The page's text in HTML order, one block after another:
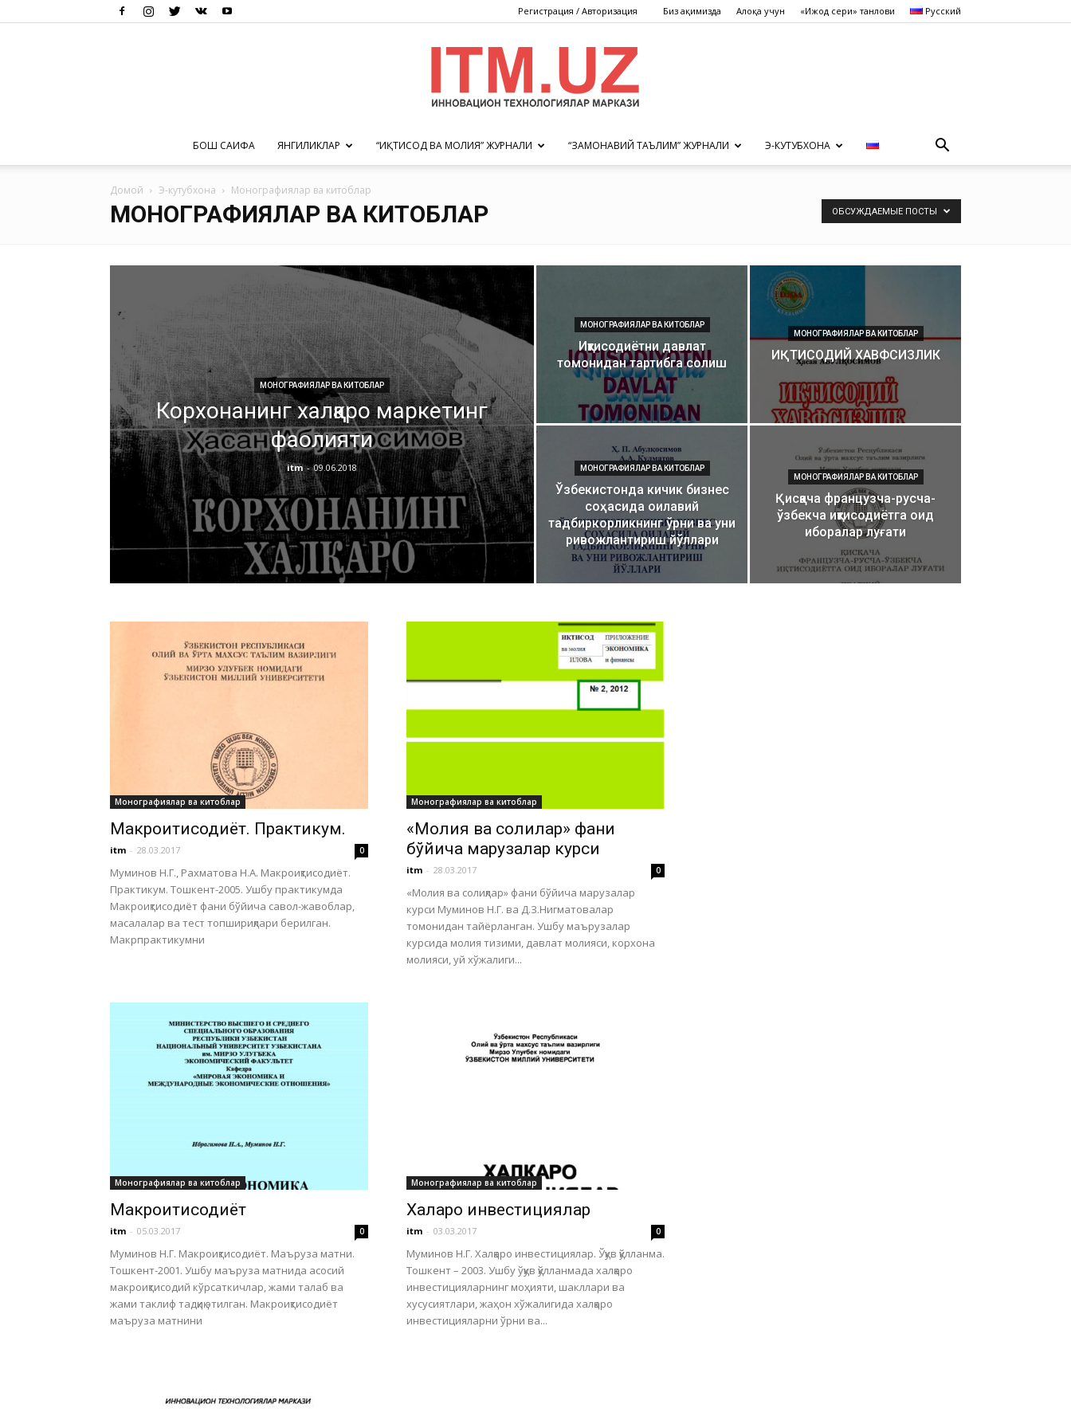
Регистрация / Авторизация Биз ҳақимизда Алоқа учун «Ижод сеҳри» танлови Русский
Инновацион
маркази
БОШ САҲИФА ЯНГИЛИКЛАР “ИҚТИСОД ВА МОЛИЯ” ЖУРНАЛИ “ЗАМОНАВИЙ ТАЪЛИМ” ЖУРНАЛИ Э-КУТУБХОНА
Домой Э-кутубхона Монографиялар ва китоблар
МОНОГРАФИЯЛАР ВА КИТОБЛАР ОБСУЖДАЕМЫЕ ПОСТЫ
МОНОГРАФИЯЛАР ВА КИТОБЛАР
Корхонанинг халқаро маркетинг
фаолияти
itm - 09.06.2018
МОНОГРАФИЯЛАР ВА КИТОБЛАР
Иқтисодиётни давлат
томонидан тартибга солиш
МОНОГРАФИЯЛАР ВА КИТОБЛАР
ИҚТИСОДИЙ ХАВФСИЗЛИК
МОНОГРАФИЯЛАР ВА КИТОБЛАР
Ўзбекистонда кичик бизнес
соҳасида оилавий
тадбиркорликнинг ўрни ва уни
ривожлантириш йўллари
МОНОГРАФИЯЛАР ВА КИТОБЛАР
Қисқача французча-русча-
ўзбекча иқтисодиётга оид
иборалар луғати
Монографиялар ва китоблар
Макроиқтисодиёт. Практикум.
itm - 28.03.2017 0
Муминов Н.Г., Рахматова Н.А. Макроиқтисодиёт.
Практикум. Тошкент-2005. Ушбу практикумда
Макроиқтисодиёт фани бўйича савол-жавоблар,
масалалар ва тест топшириқлари берилган.
Макрпрактикумни
Монографиялар ва китоблар
«Молия ва солиқлар» фани
бўйича марузалар курси
itm - 28.03.2017 0
«Молия ва солиқлар» фани бўйича марузалар
курси Муминов Н.Г. ва Д.З.Нигматовалар
томонидан тайёрланган. Ушбу маърузалар
курсида молия тизими, давлат молияси, корхона
молияси, уй хўжалиги...
Монографиялар ва китоблар
Макроиқтисодиёт
itm - 05.03.2017 0
Муминов Н.Г. Макроиқтисодиёт. Маъруза матни.
Тошкент-2001. Ушбу маъруза матнида асосий
макроиқтисодий кўрсаткичлар, жами талаб ва
жами таклиф тадқиқ этилган. Макроиқтисодиёт
маъруза матнини
Монографиялар ва китоблар
Халқаро инвестициялар
itm - 03.03.2017 0
Муминов Н.Г. Халқаро инвестициялар. Ўқув қўлланма.
Тошкент – 2003. Ушбу ўқув қўлланмада халқаро
инвестицияларнинг моҳияти, шакллари ва
хусусиятлари, жаҳон хўжалигида халқаро
инвестицияларни ўрни ва...